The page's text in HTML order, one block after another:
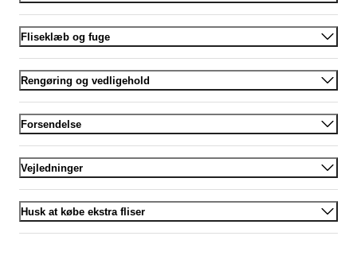
Fliseklæb og fuge
Rengøring og vedligehold
Forsendelse
Vejledninger
Husk at købe ekstra fliser